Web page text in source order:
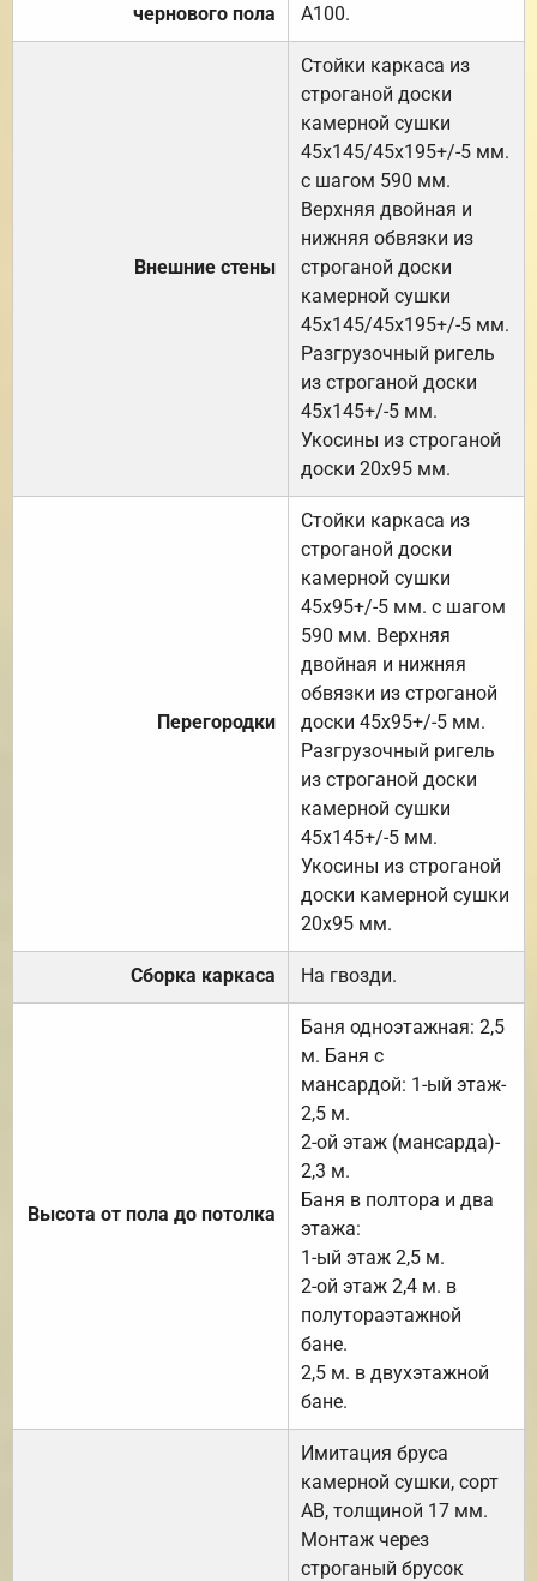
чернового пола
А100.
Внешние стены
Стойки каркаса из
строганой доски
камерной сушки
45х145/45х195+/-5 мм.
с шагом 590 мм.
Верхняя двойная и
нижняя обвязки из
строганой доски
камерной сушки
45х145/45х195+/-5 мм.
Разгрузочный ригель
из строганой доски
45х145+/-5 мм.
Укосины из строганой
доски 20х95 мм.
Перегородки
Стойки каркаса из
строганой доски
камерной сушки
45х95+/-5 мм. с шагом
590 мм. Верхняя
двойная и нижняя
обвязки из строганой
доски 45х95+/-5 мм.
Разгрузочный ригель
из строганой доски
камерной сушки
45х145+/-5 мм.
Укосины из строганой
доски камерной сушки
20х95 мм.
Сборка каркаса На гвозди.
Высота от пола до потолка
Баня одноэтажная: 2,5
м. Баня с
мансардой: 1-ый этаж-
2,5 м.
2-ой этаж (мансарда)-
2,3 м.
Баня в полтора и два
этажа:
1-ый этаж 2,5 м.
2-ой этаж 2,4 м. в
полутораэтажной
бане.
2,5 м. в двухэтажной
бане.
Имитация бруса
камерной сушки, сорт
АВ, толщиной 17 мм.
Монтаж через
строганый брусок